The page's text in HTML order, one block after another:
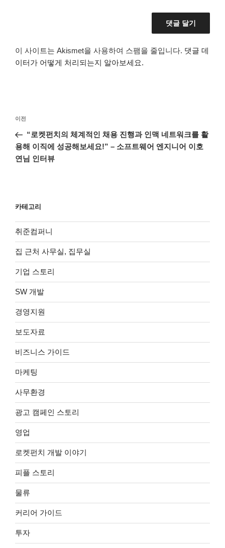
이 사이트는 Akismet을 사용하여 스팸을 줄입니다. 댓글 데
이터가 어떻게 처리되는지 알아보세요.
글
색
이
전
글
이전
“로켓펀치의 체계적인 채용 진행과 인맥 네트워크를 활
용해 이직에 성공해보세요!” – 소프트웨어 엔지니어 이호
연님 인터뷰
카테고리
취준컴퍼니
집 근처 사무실, 집무실
기업 스토리
SW 개발
경영지원
보도자료
비즈니스 가이드
마케팅
사무환경
광고 캠페인 스토리
영업
로켓펀치 개발 이야기
피플 스토리
물류
커리어 가이드
투자